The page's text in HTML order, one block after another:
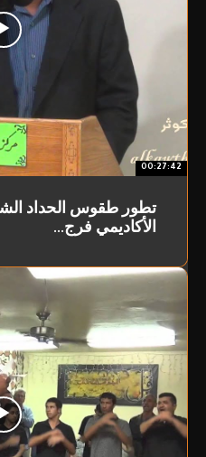
00:27:42
تطور طقوس الحداد
الأكاديمي فرج...